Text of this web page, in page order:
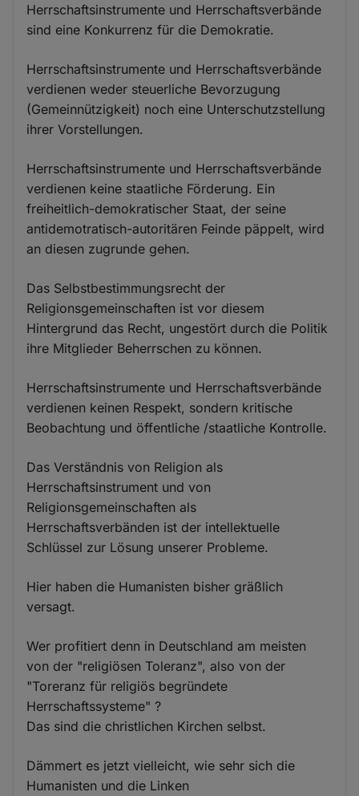
Herrschaftsinstrumente und Herrschaftsverbände
sind eine Konkurrenz für die Demokratie.
Herrschaftsinstrumente und Herrschaftsverbände
verdienen weder steuerliche Bevorzugung
(Gemeinnützigkeit) noch eine Unterschutzstellung
ihrer Vorstellungen.
Herrschaftsinstrumente und Herrschaftsverbände
verdienen keine staatliche Förderung. Ein
freiheitlich-demokratischer Staat, der seine
antidemotratisch-autoritären Feinde päppelt, wird
an diesen zugrunde gehen.
Das Selbstbestimmungsrecht der
Religionsgemeinschaften ist vor diesem
Hintergrund das Recht, ungestört durch die Politik
ihre Mitglieder Beherrschen zu können.
Herrschaftsinstrumente und Herrschaftsverbände
verdienen keinen Respekt, sondern kritische
Beobachtung und öffentliche /staatliche Kontrolle.
Das Verständnis von Religion als
Herrschaftsinstrument und von
Religionsgemeinschaften als
Herrschaftsverbänden ist der intellektuelle
Schlüssel zur Lösung unserer Probleme.
Hier haben die Humanisten bisher gräßlich
versagt.
Wer profitiert denn in Deutschland am meisten
von der "religiösen Toleranz", also von der
"Toreranz für religiös begründete
Herrschaftssysteme" ?
Das sind die christlichen Kirchen selbst.
Dämmert es jetzt vielleicht, wie sehr sich die
Humanisten und die Linken